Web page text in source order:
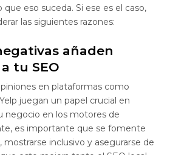
eso suceda. Si ese es el caso,
las siguientes razones:
añaden
tu SEO
en plataformas como
juegan un papel crucial en
negocio en los motores de
es importante que se fomente
inclusivo y asegurarse de